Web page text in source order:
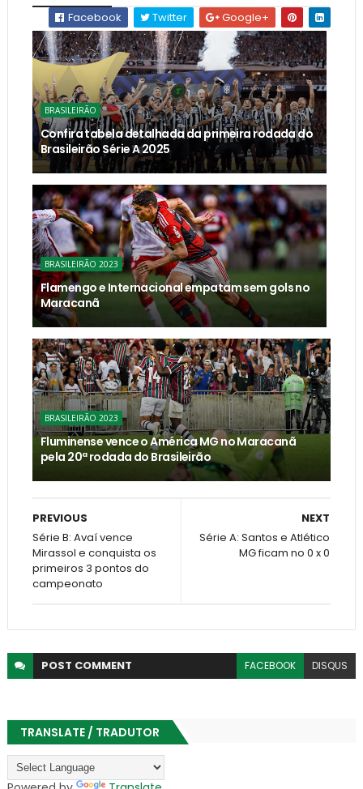
Facebook
Twitter Google+
BRASILEIRÃO
Confira tabela detalhada da primeira rodada do
Brasileirão Série A 2025
BRASILEIRÃO 2023
Flamengo e Internacional empatam sem gols no
Maracanã
BRASILEIRÃO 2023
Fluminense vence o América MG no Maracanã
pela 20ª rodada do Brasileirão
NEXT
Série A: Santos e Atlético
MG ficam no 0 x 0
PREVIOUS
Série B: Avaí vence
Mirassol e conquista os
primeiros 3 pontos do
campeonato
POST COMMENT FACEBOOK DISQUS
TRANSLATE / TRADUTOR